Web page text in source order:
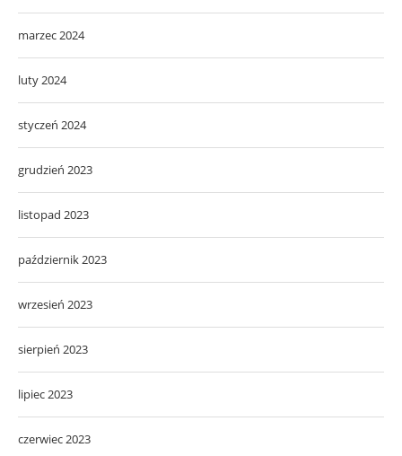
marzec 2024
luty 2024
styczeń 2024
grudzień 2023
listopad 2023
październik 2023
wrzesień 2023
sierpień 2023
lipiec 2023
czerwiec 2023